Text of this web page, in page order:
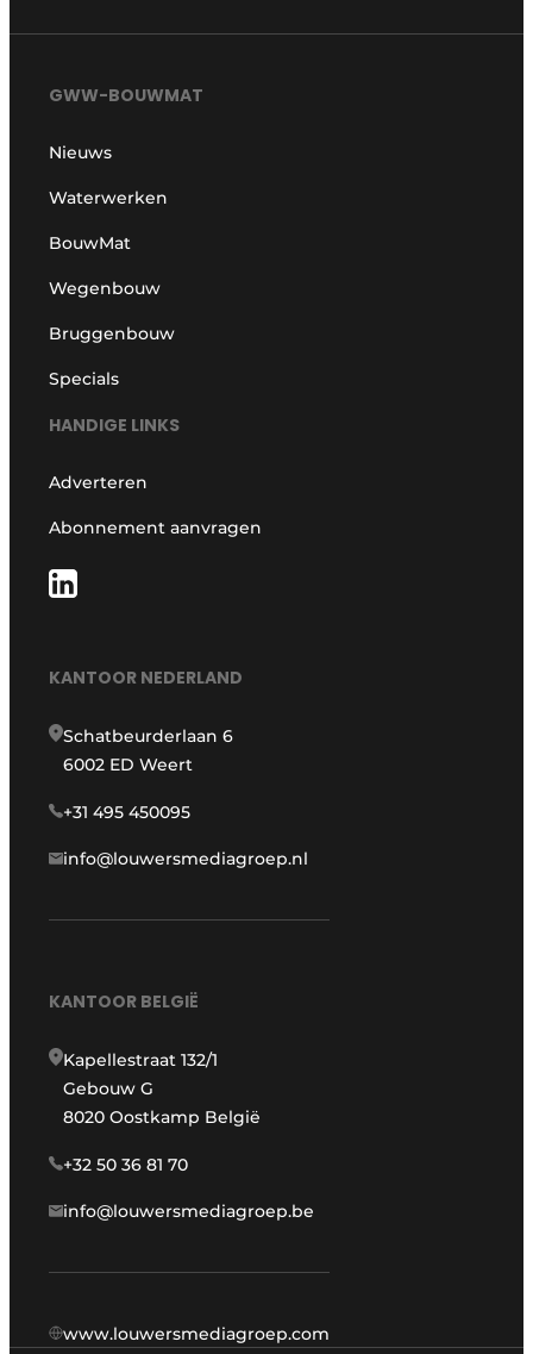
GWW-BOUWMAT
Nieuws
Waterwerken
BouwMat
Wegenbouw
Bruggenbouw
Specials
HANDIGE LINKS
Adverteren
Abonnement aanvragen
KANTOOR NEDERLAND
Schatbeurderlaan 6
6002 ED Weert
+31 495 450095
info@louwersmediagroep.nl
KANTOOR BELGIË
Kapellestraat 132/1
Gebouw G
8020 Oostkamp België
+32 50 36 81 70
info@louwersmediagroep.be
www.louwersmediagroep.com